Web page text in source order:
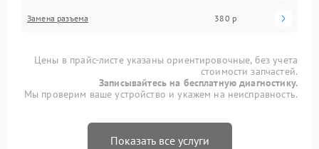
Замена разъема 380 р
Цены в прайс-листе указаны ориентировочные, без учета
стоимости запчастей.
Записывайтесь на бесплатную диагностику.
Мы проверим ваше устройство и укажем на неисправность.
Показать все услуги